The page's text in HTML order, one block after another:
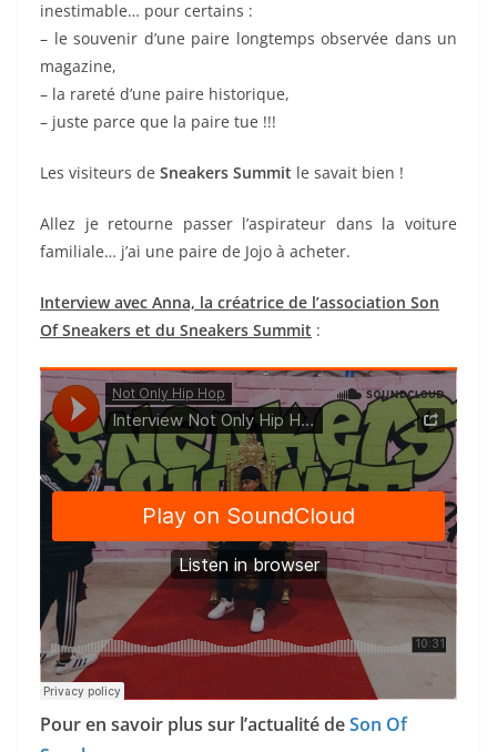
inestimable… pour certains :
– le souvenir d’une paire longtemps observée dans un
magazine,
– la rareté d’une paire historique,
– juste parce que la paire tue !!!
Les visiteurs de Sneakers Summit le savait bien !
Allez je retourne passer l’aspirateur dans la voiture
familiale… j’ai une paire de Jojo à acheter.
Interview avec Anna, la créatrice de l’association Son
Of Sneakers et du Sneakers Summit :
Pour en savoir plus sur l’actualité deSon Of